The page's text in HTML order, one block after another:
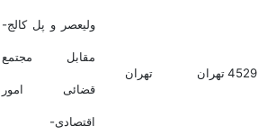
4529تهران تهران
ولیعصر و پل کالج-
مقابل مجتمع
قضائی امور
اقتصادی-